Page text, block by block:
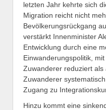
letzten Jahr kehrte sich
Migration reicht nicht
Bevölkerungsrückgang
verstärkt Innenminister
Entwicklung durch eine
Einwanderungspolitik,
Zuwanderer reduziert
Zuwanderer
Zugang zu
Hinzu kommt eine